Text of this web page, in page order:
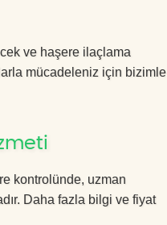
ve haşere ilaçlama
mücadeleniz için bizimle
kontrolünde, uzman
Daha fazla bilgi ve fiyat